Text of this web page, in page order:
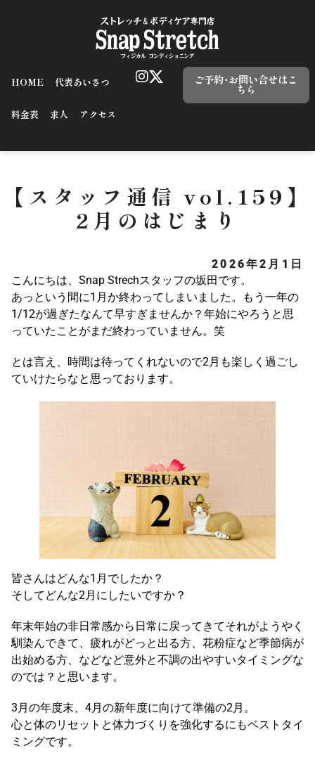
HOME 代表あいさつ
料金表 求人 アクセス
ご予約･お問い合せはこ
ちら
【スタッフ通信 vol.159】
2月のはじまり
2026年2月1日
こんにちは、Snap Strechスタッフの坂田です。
あっという間に1月か終わってしまいました。もう一年の
1/12が過ぎたなんて早すぎませんか？年始にやろうと思
っていたことがまだ終わっていません。笑
とは言え、時間は待ってくれないので2月も楽しく過ごし
ていけたらなと思っております。
皆さんはどんな1月でしたか？
そしてどんな2月にしたいですか？
年末年始の非日常感から日常に戻ってきてそれがようやく
馴染んできて、疲れがどっと出る方、花粉症など季節病が
出始める方、などなど意外と不調の出やすいタイミングな
のでは？と思います。
3月の年度末、4月の新年度に向けて準備の2月。
心と体のリセットと体力づくりを強化するにもベストタイ
ミングです。